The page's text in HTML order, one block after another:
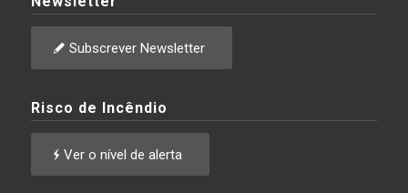
Subscrever Newsletter
Risco de Incêndio
Ver o nível de alerta